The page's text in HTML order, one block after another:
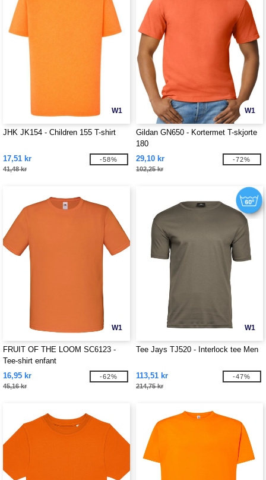
W1
JHK JK154 - Children 155 T-shirt
17,51 kr
41,48 kr
-58%
W1
Gildan GN650 - Kortermet T-skjorte
180
29,10 kr
102,25 kr
-72%
W1
FRUIT OF THE LOOM SC6123 -
Tee-shirt enfant
16,95 kr
45,16 kr
-62%
W1
Tee Jays TJ520 - Interlock tee Men
113,51 kr
214,75 kr
-47%